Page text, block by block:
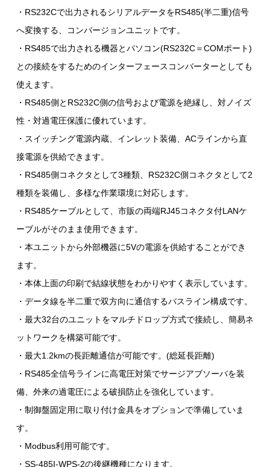
・RS232Cで出力されるシリアルデータをRS485(半二重)信号
へ変換する、コンバージョンユニットです。
・RS485で出力される機器とパソコン(RS232C＝COMポート)
との接続をするためのインターフェースコンバーターとしても
使えます。
・RS485側とRS232C側の信号および電源を絶縁し、対ノイズ
性・対過電圧保護に優れています。
・スイッチング電源内蔵、インレット装備、ACラインから直
接電源を供給できます。
・RS485側コネクタとして3種類、RS232C側コネクタとして2
種類を装備し、多様な作業環境に対応します。
・RS485ケーブルとして、市販の両端RJ45コネクタ付LANケ
ーブルがそのまま使用できます。
・本ユニットから外部機器に5Vの電源を供給することができ
ます。
・本体上面の印刷で結線状態をわかりやすく表示しています。
・データ線を半二重で双方向に通信するバスライン構成です。
・最大32台のユニットをマルチドロップ方式で接続し、簡易ネ
ットワークを構築可能です。
・最大1.2kmの長距離通信が可能です。(総延長距離)
・RS485全信号ラインに高電圧対策でサージアブソーバを装
備、外来の過電圧による破損防止を強化しています。
・制御盤固定用に取り付け金具をオプションで準備していま
す。
・Modbus利用可能です。
・SS-485I-WPS-2の後継機種になります。